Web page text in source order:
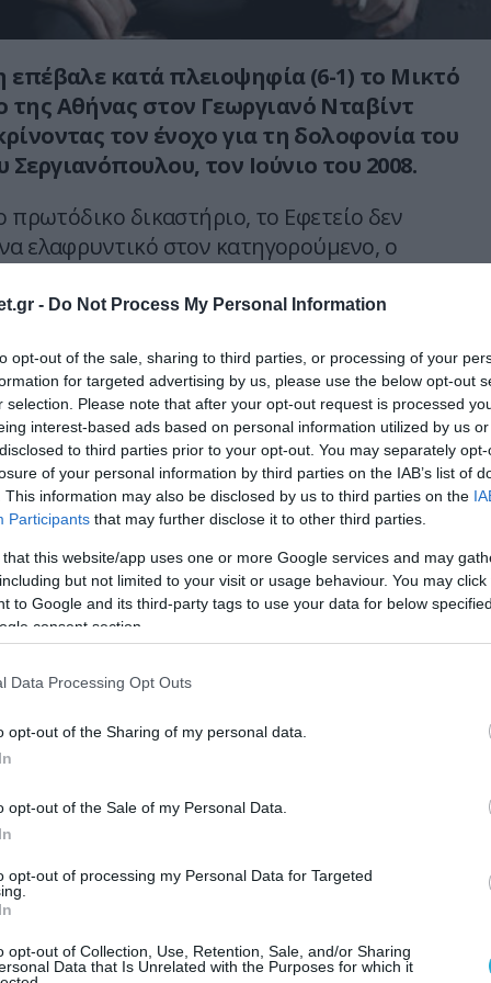
- Do Not Process My Personal Information
opt-out of the sale, sharing to third parties, or processing of your
for targeted advertising by us, please use the below opt-out
selection. Please note that after your opt-out request is processed
interest-based ads based on personal information utilized by us
to third parties prior to your opt-out. You may separately
of your personal information by third parties on the IAB’s list of
This information may also be disclosed by us to third parties on the
Participants that may further disclose it to other third parties.
that this website/app uses one or more Google services and may
but not limited to your visit or usage behaviour. You may
to Google and its third-party tags to use your data for below
consent section.
Data Processing Opt Outs
opt-out of the Sharing of my personal data.
opt-out of the Sale of my Personal Data.
opt-out of processing my Personal Data for Targeted
opt-out of Collection, Use, Retention, Sale, and/or Sharing
Data that Is Unrelated with the Purposes for which it
επέβαλε κατά πλειοψηφία (6-1) το Μικτό
της Αθήνας στον Γεωργιανό Νταβίντ
τον ένοχο για τη δολοφονία του
τον Ιούνιο του 2008.
πρωτόδικο δικαστήριο, το Εφετείο δεν
ελαφρυντικό στον κατηγορούμενο, ο
από πρόθεση σε ήρεμη ψυχική κατάσταση
πλήρως την πρόταση της
έδρας, τελικά καταδίκασε τον κατηγορούμενο
ανθρωποκτονίας σε ισόβια κάθειρξη ενώ
κλοπής σε ποινή φυλάκισης δέκα μηνών.
έπαυσε οριστικά την ποινική δίωξη
τα αδικήματα της οπλοχρησίας και της
στη χώρα.
defencenet.gr